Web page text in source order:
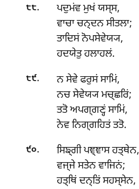
੮੮.
ਪਦੁਮਂਵ ਮੁਖਂ ਯਸ੍ਸ,
ਵਾਚਾ ਚਨ੍ਦਨ ਸੀਤਲਾ;
ਤਾਦਿਸਂ ਨੋਪਸੇਵੇਯ੍ਯ,
ਹਦਯੇਤੁ ਹਲਾਹਲਂ.
੮੯.
ਨ ਸੇਵੇ ਫਰੁਸਂ ਸਾਮਿਂ,
ਨਚ ਸੇਵੇਯ੍ਯ ਮਚ੍ਛਰਿਂ;
ਤਤੋ ਅਪਗ੍ਗਣ੍ਹਂ ਸਾਮਿਂ,
ਨੇਵ ਨਿਗ੍ਗਹਿਤਂ ਤਤੋ.
੯੦.
ਸਿਙ੍ਗੀ ਪਞ੍ਞਾਸ ਹਤ੍ਥੇਨ,
ਵਜ੍ਜੇ ਸਤੇਨ ਵਾਜਿਨਂ;
ਹਤ੍ਥਿਂਦਨ੍ਤਿਂ ਸਹਸ੍ਸੇਨ,